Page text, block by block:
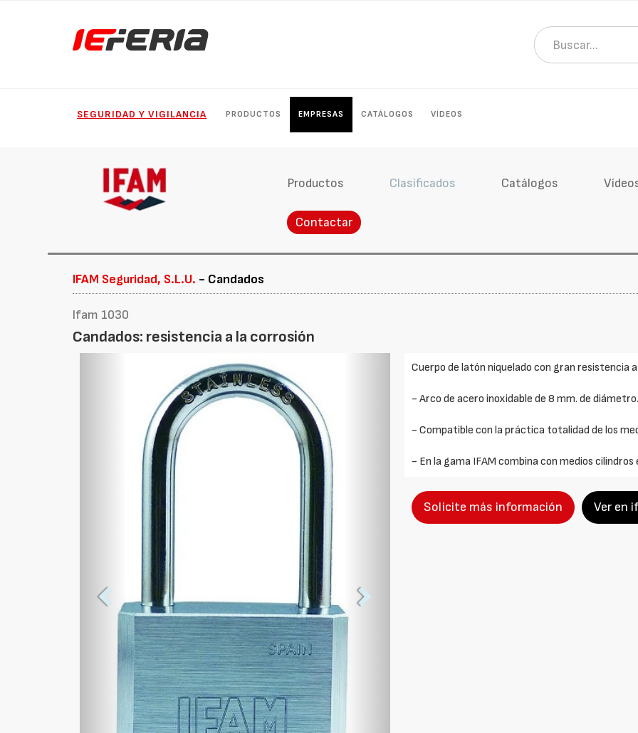
SEGURIDAD Y VIGILANCIA PRODUCTOS EMPRESAS CATÁLOGOS VÍDEOS
Productos Clasificados Catálogos
Contactar
IFAM Seguridad, S.L.U. - Candados
Ifam 1030
Candados: resistencia a la corrosión
Cuerpo de latón niquelado con gran resistencia
- Arco de acero inoxidable de 8 mm. de diámetro.
- Compatible con la práctica totalidad de los
- En la gama IFAM combina con medios
Solicite más información Ver en